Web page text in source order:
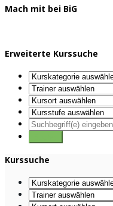
Mach mit bei BiG
Erweiterte Kurssuche
Kurssuche